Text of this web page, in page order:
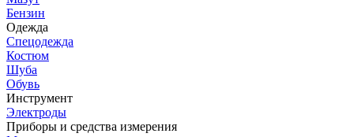
Бензин
Одежда
Спецодежда
Костюм
Шуба
Обувь
Инструмент
Электроды
Приборы и средства измерения